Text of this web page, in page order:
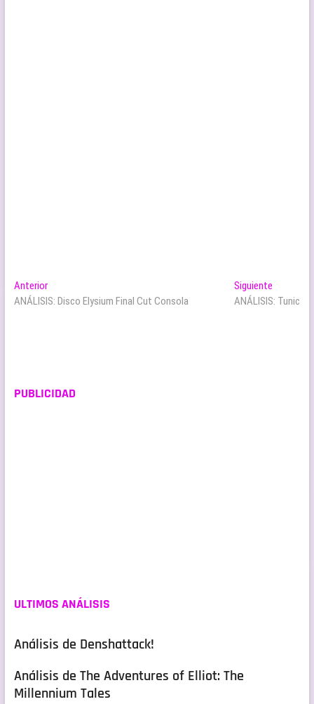
Navegación
de
AnteriorEntrada
anterior:
ANÁLISIS: Disco Elysium Final Cut Consola
Siguiente
siguiente:
ANÁLISIS: Tunic
PUBLICIDAD
ULTIMOS ANÁLISIS
Análisis de Denshattack!
Análisis de The Adventures of Elliot: The
Millennium Tales